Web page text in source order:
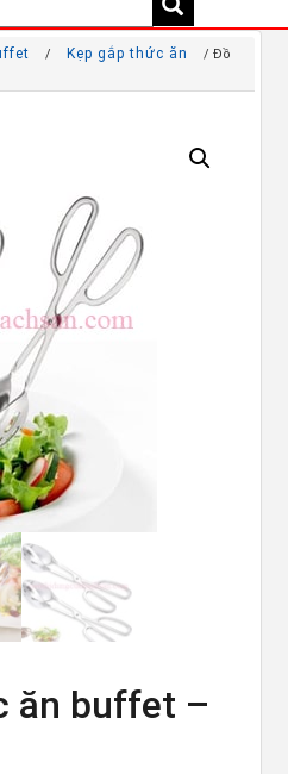
/ Kẹp gắp thức ăn
/ Đồ
ăn buffet –